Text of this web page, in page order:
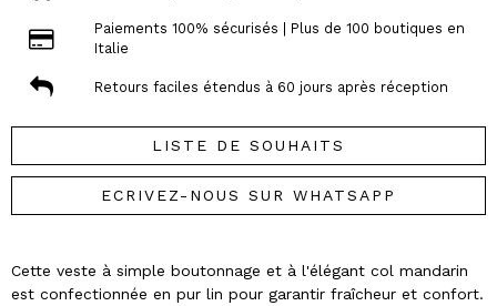
Paiements 100% sécurisés | Plus de 100 boutiques en
Italie
Retours faciles étendus à 60 jours après réception
LISTE DE SOUHAITS
ECRIVEZ-NOUS SUR WHATSAPP
Cette veste à simple boutonnage et à l'élégant col mandarin
est confectionnée en pur lin pour garantir fraîcheur et confort.